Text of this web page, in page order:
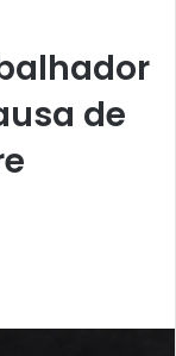
de